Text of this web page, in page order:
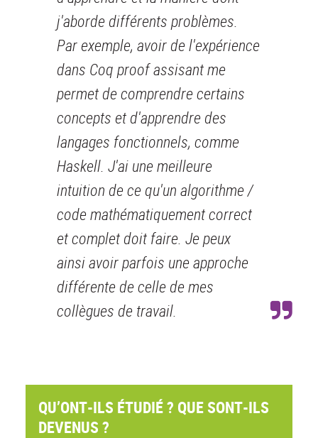
j'aborde différents problèmes.
Par exemple, avoir de l'expérience
dans Coq proof assisant me
permet de comprendre certains
concepts et d'apprendre des
langages fonctionnels, comme
Haskell. J'ai une meilleure
intuition de ce qu'un algorithme /
code mathématiquement correct
et complet doit faire. Je peux
ainsi avoir parfois une approche
différente de celle de mes
collègues de travail.
QU’ONT-ILS ÉTUDIÉ ? QUE SONT-ILS
DEVENUS ?